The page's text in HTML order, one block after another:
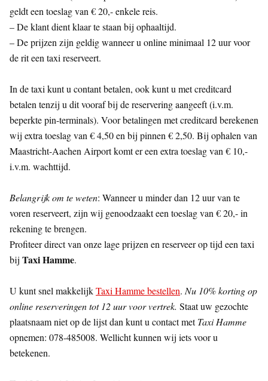
geldt een toeslag van € 20,- enkele reis.
– De klant dient klaar te staan bij ophaaltijd.
– De prijzen zijn geldig wanneer u online minimaal 12 uur voor
de rit een taxi reserveert.
In de taxi kunt u contant betalen, ook kunt u met creditcard
betalen tenzij u dit vooraf bij de reservering aangeeft (i.v.m.
beperkte pin-terminals). Voor betalingen met creditcard berekenen
wij extra toeslag van € 4,50 en bij pinnen € 2,50. Bij ophalen van
Maastricht-Aachen Airport komt er een extra toeslag van € 10,-
i.v.m. wachttijd.
Belangrijk om te weten: Wanneer u minder dan 12 uur van te
voren reserveert, zijn wij genoodzaakt een toeslag van € 20,- in
rekening te brengen.
Profiteer direct van onze lage prijzen en reserveer op tijd een taxi
bij Taxi Hamme.
U kunt snel makkelijkTaxi Hamme bestellen. Nu 10% korting op
online reserveringen tot 12 uur voor vertrek. Staat uw gezochte
plaatsnaam niet op de lijst dan kunt u contact metTaxi Hamme
opnemen: 078-485008. Wellicht kunnen wij iets voor u
betekenen.